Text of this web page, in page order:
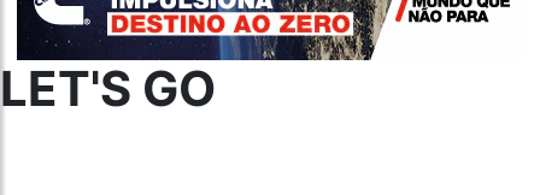
LET'S GO